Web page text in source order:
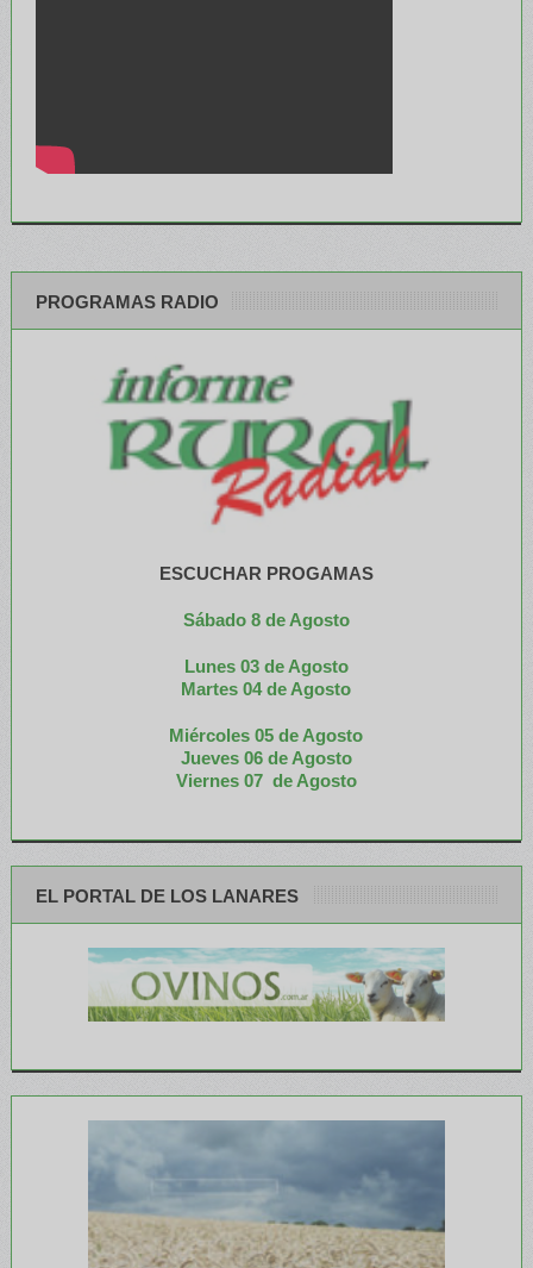
PROGRAMAS RADIO
ESCUCHAR PROGAMAS
Sábado 8 de Agosto
Lunes 03 de Agosto
Martes 04 de Agosto
Miércoles 05 de Agosto
Jueves 06 de Agosto
Viernes 07 de Agosto
EL PORTAL DE LOS LANARES